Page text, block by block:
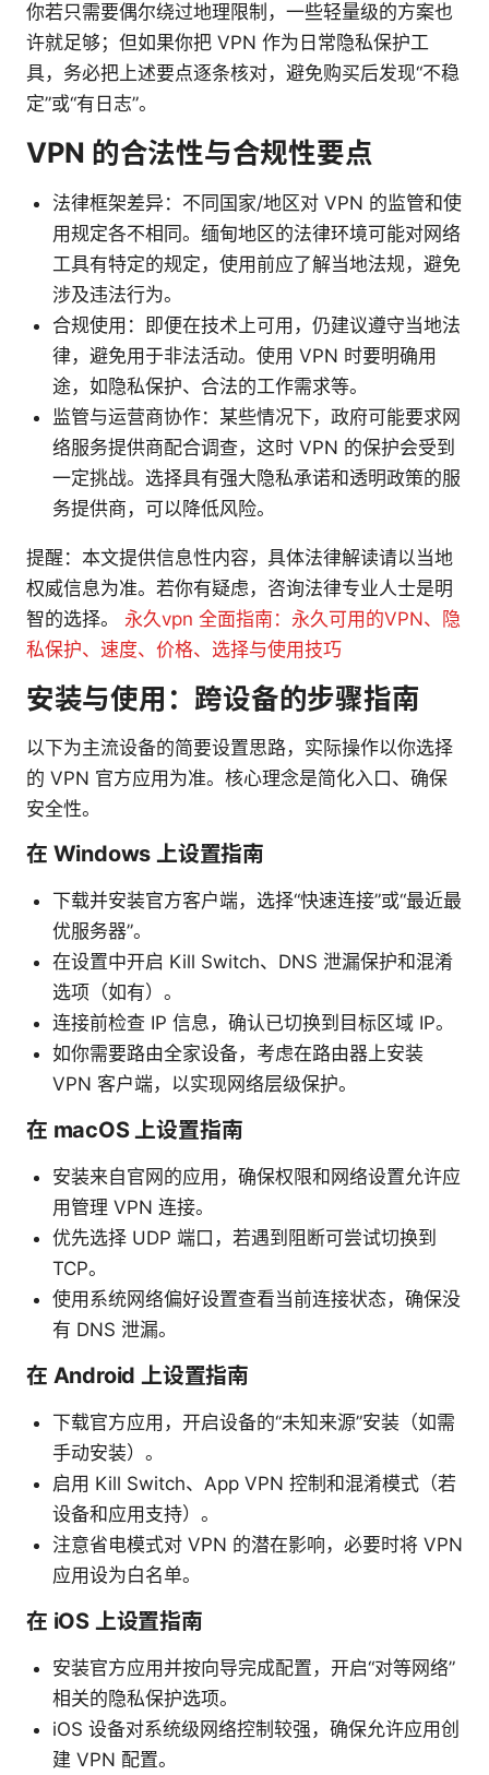
你若只需要偶尔绕过地理限制，一些轻量级的方案也
许就足够；但如果你把 VPN 作为日常隐私保护工
具，务必把上述要点逐条核对，避免购买后发现“不稳
定”或“有日志”。
VPN 的合法性与合规性要点
法律框架差异：不同国家/地区对 VPN 的监管和使
用规定各不相同。缅甸地区的法律环境可能对网络
工具有特定的规定，使用前应了解当地法规，避免
涉及违法行为。
合规使用：即便在技术上可用，仍建议遵守当地法
律，避免用于非法活动。使用 VPN 时要明确用
途，如隐私保护、合法的工作需求等。
监管与运营商协作：某些情况下，政府可能要求网
络服务提供商配合调查，这时 VPN 的保护会受到
一定挑战。选择具有强大隐私承诺和透明政策的服
务提供商，可以降低风险。
提醒：本文提供信息性内容，具体法律解读请以当地
权威信息为准。若你有疑虑，咨询法律专业人士是明
智的选择。 永久vpn 全面指南：永久可用的VPN、隐
私保护、速度、价格、选择与使用技巧
安装与使用：跨设备的步骤指南
以下为主流设备的简要设置思路，实际操作以你选择
的 VPN 官方应用为准。核心理念是简化入口、确保
安全性。
在 Windows 上设置指南
下载并安装官方客户端，选择“快速连接”或“最近最
优服务器”。
在设置中开启 Kill Switch、DNS 泄漏保护和混淆
选项（如有）。
连接前检查 IP 信息，确认已切换到目标区域 IP。
如你需要路由全家设备，考虑在路由器上安装
VPN 客户端，以实现网络层级保护。
在 macOS 上设置指南
安装来自官网的应用，确保权限和网络设置允许应
用管理 VPN 连接。
优先选择 UDP 端口，若遇到阻断可尝试切换到
TCP。
使用系统网络偏好设置查看当前连接状态，确保没
有 DNS 泄漏。
在 Android 上设置指南
下载官方应用，开启设备的“未知来源”安装（如需
手动安装）。
启用 Kill Switch、App VPN 控制和混淆模式（若
设备和应用支持）。
注意省电模式对 VPN 的潜在影响，必要时将 VPN
应用设为白名单。
在 iOS 上设置指南
安装官方应用并按向导完成配置，开启“对等网络”
相关的隐私保护选项。
iOS 设备对系统级网络控制较强，确保允许应用创
建 VPN 配置。